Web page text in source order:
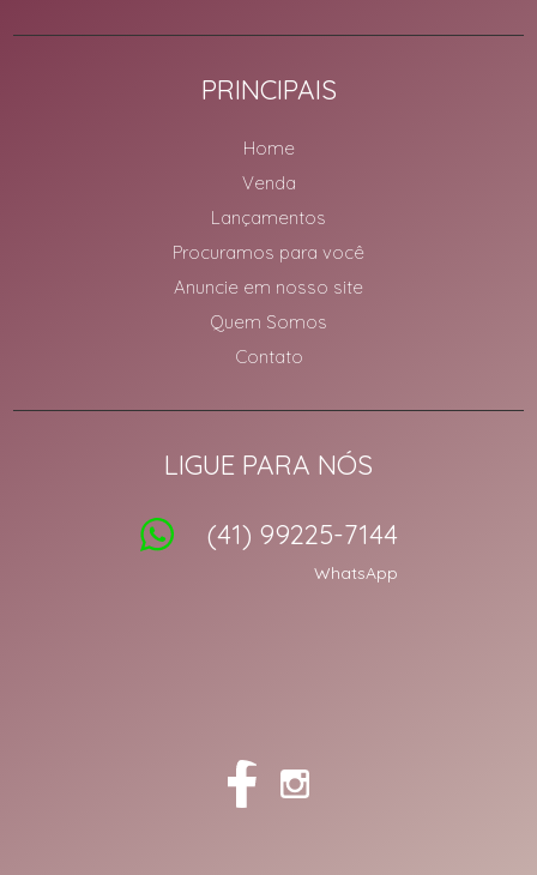
PRINCIPAIS
Home
Venda
Lançamentos
Procuramos para você
Anuncie em nosso site
Quem Somos
Contato
LIGUE PARA NÓS
(41) 99225-7144
WhatsApp